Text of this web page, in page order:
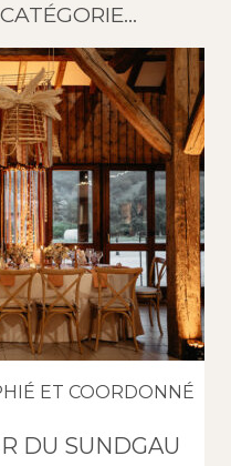
ET COORDONNÉ
DU SUNDGAU